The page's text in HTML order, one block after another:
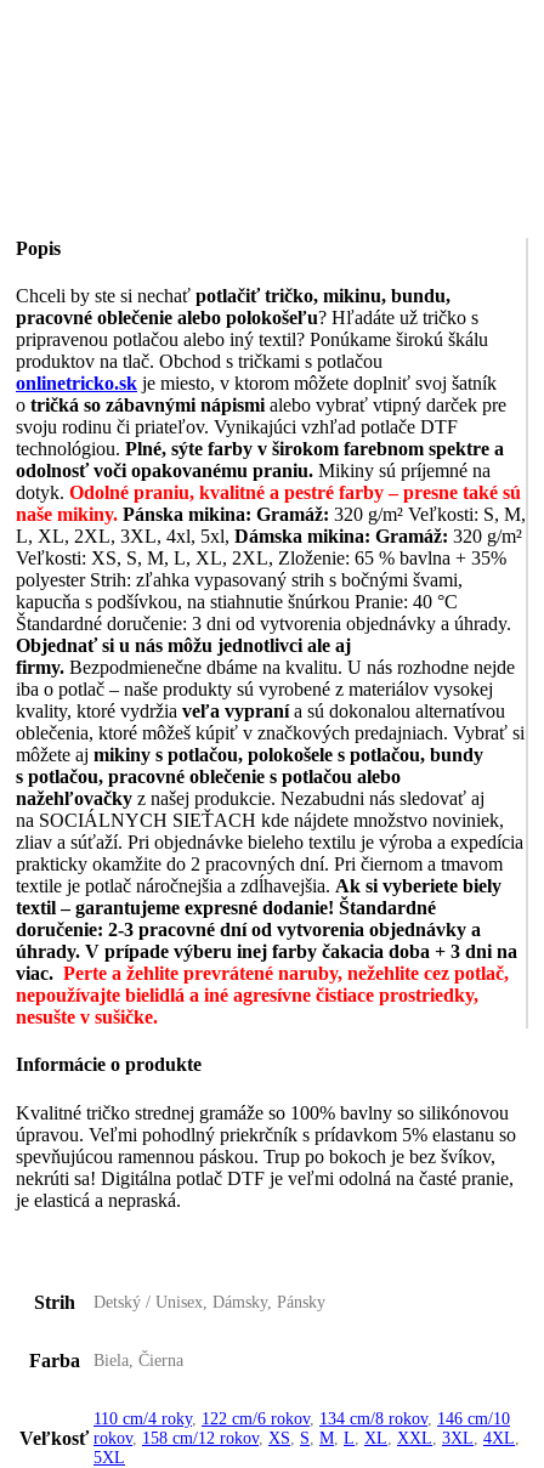
Popis
Chceli by ste si nechať potlačiť tričko, mikinu, bundu,
pracovné oblečenie alebo polokošeľu? Hľadáte už tričko s
pripravenou potlačou alebo iný textil? Ponúkame širokú škálu
produktov na tlač. Obchod s tričkami s potlačou
onlinetricko.sk je miesto, v ktorom môžete doplniť svoj šatník
o tričká so zábavnými nápismi alebo vybrať vtipný darček pre
svoju rodinu či priateľov. Vynikajúci vzhľad potlače DTF
technológiou. Plné, sýte farby v širokom farebnom spektre a
odolnosť voči opakovanému praniu. Mikiny sú príjemné na
dotyk. Odolné praniu, kvalitné a pestré farby – presne také sú
naše mikiny. Pánska mikina: Gramáž: 320 g/m² Veľkosti: S, M,
L, XL, 2XL, 3XL, 4xl, 5xl, Dámska mikina: Gramáž: 320 g/m²
Veľkosti: XS, S, M, L, XL, 2XL, Zloženie: 65 % bavlna + 35%
polyester Strih: zľahka vypasovaný strih s bočnými švami,
kapucňa s podšívkou, na stiahnutie šnúrkou Pranie: 40 °C
Štandardné doručenie: 3 dni od vytvorenia objednávky a úhrady.
Objednať si u nás môžu jednotlivci ale aj
firmy. Bezpodmienečne dbáme na kvalitu. U nás rozhodne nejde
iba o potlač – naše produkty sú vyrobené z materiálov vysokej
kvality, ktoré vydržia veľa vypranía sú dokonalou alternatívou
oblečenia, ktoré môžeš kúpiť v značkových predajniach. Vybrať si
môžete aj mikiny s potlačou, polokošele s potlačou, bundy
s potlačou, pracovné oblečenie s potlačou alebo
nažehľovačky z našej produkcie. Nezabudni nás sledovať aj
na SOCIÁLNYCH SIEŤACH kde nájdete množstvo noviniek,
zliav a súťaží. Pri objednávke bieleho textilu je výroba a expedícia
prakticky okamžite do 2 pracovných dní. Pri čiernom a tmavom
textile je potlač náročnejšia a zdĺhavejšia. Ak si vyberiete biely
textil – garantujeme expresné dodanie! Štandardné
doručenie: 2-3 pracovné dní od vytvorenia objednávky a
úhrady. V prípade výberu inej farby čakacia doba + 3 dni na
viac. Perte a žehlite prevrátené naruby, nežehlite cez potlač,
nepoužívajte bielidlá a iné agresívne čistiace prostriedky,
nesušte v sušičke.
Informácie o produkte
Kvalitné tričko strednej gramáže so 100% bavlny so silikónovou
úpravou. Veľmi pohodlný priekrčník s prídavkom 5% elastanu so
spevňujúcou ramennou páskou. Trup po bokoch je bez švíkov,
nekrúti sa! Digitálna potlač DTF je veľmi odolná na časté pranie,
je elasticá a nepraská.
Strih Detský / Unisex, Dámsky, Pánsky
Farba Biela, Čierna
Veľkosť
110 cm/4 roky, 122 cm/6 rokov, 134 cm/8 rokov, 146 cm/10
rokov, 158 cm/12 rokov, XS S M L XL XXL 3XL 4XL
5XL